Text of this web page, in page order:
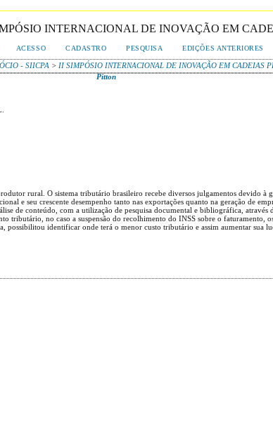
INTERNACIONAL DE INOVAÇÃO EM
ACESSO CADASTRO PESQUISA EDIÇÕES ANTERIORES
- SIICPA > II SIMPÓSIO INTERNACIONAL DE INOVAÇÃO EM CADEIAS
Pitton
rural. O sistema tributário brasileiro recebe diversos julgamentos devido à
e seu crescente desempenho tanto nas exportações quanto na geração de
de conteúdo, com a utilização de pesquisa documental e bibliográfica,
no caso a suspensão do recolhimento do INSS sobre o faturamento,
possibilitou identificar onde terá o menor custo tributário e assim aumentar sua